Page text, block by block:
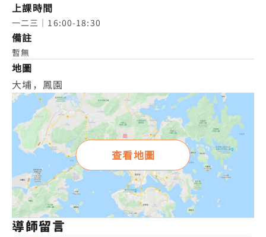
上課時間
一二三｜16:00-18:30
備註
暫無
地圖
大埔，鳳園
查看地圖
導師留言